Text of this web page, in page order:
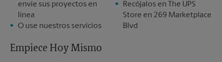
envíe sus proyectos en
línea
O use nuestros servicios
Recójalos en The UPS
Store en 269 Marketplace
Blvd
Empiece Hoy Mismo